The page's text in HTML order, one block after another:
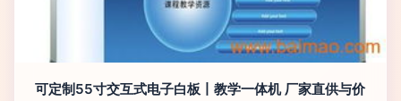
可定制55寸交互式电子白板丨教学一体机 厂家直供与价